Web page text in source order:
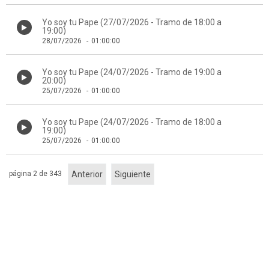
Yo soy tu Pape (27/07/2026 - Tramo de 18:00 a
19:00)
28/07/2026 - 01:00:00
Yo soy tu Pape (24/07/2026 - Tramo de 19:00 a
20:00)
25/07/2026 - 01:00:00
Yo soy tu Pape (24/07/2026 - Tramo de 18:00 a
19:00)
25/07/2026 - 01:00:00
Anterior Siguiente
página 2 de 343